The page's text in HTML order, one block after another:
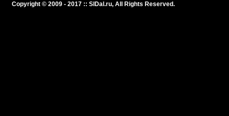
Copyright © 2009 - 2017 :: SlDal.ru, All Rights Reserved.